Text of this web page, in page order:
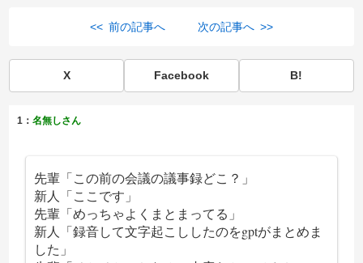
<< 前の記事へ 次の記事へ >>
X Facebook B!
1：名無しさん
先輩「この前の会議の議事録どこ？」
新人「ここです」
先輩「めっちゃよくまとまってる」
新人「録音して文字起こししたのをgptがまとめま
した」